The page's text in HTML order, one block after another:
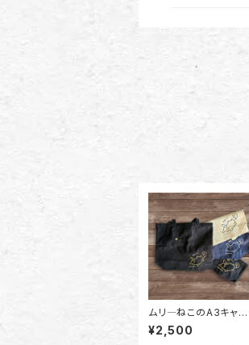
ムリ―ねこのA3キャン
バストートバッグ（黒/白/
ネイビー）
¥2,500